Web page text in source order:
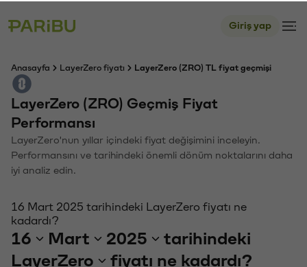
Giriş yap
Anasayfa LayerZero fiyatı LayerZero (ZRO) TL fiyat geçmişi
LayerZero (ZRO) Geçmiş Fiyat
Performansı
LayerZero'nun yıllar içindeki fiyat değişimini inceleyin.
Performansını ve tarihindeki önemli dönüm noktalarını daha
iyi analiz edin.
16 Mart 2025 tarihindeki LayerZero fiyatı ne
kadardı?
16 Mart 2025
tarihindeki
LayerZero
fiyatı ne kadardı?